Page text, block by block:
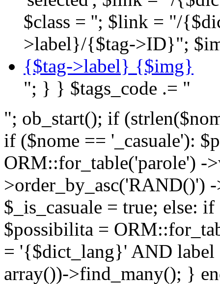
$class = ''; $link = "/
>label}/{$tag->ID}";
{$tag->label} {$img}
"; } } $tags_code .= "
"; ob_start(); if
if ($nome == '_casuale'):
ORM::for_table('parole') -
>order_by_asc('RAND()')
$_is_casuale = true; else:
$possibilita =
= '{$dict_lang}' AND
array())->find_many(); }